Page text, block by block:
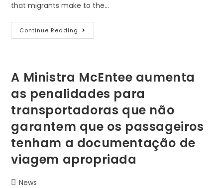
that migrants make to the…
Continue Reading
A Ministra McEntee aumenta
as penalidades para
transportadoras que não
garantem que os passageiros
tenham a documentação de
viagem apropriada
News